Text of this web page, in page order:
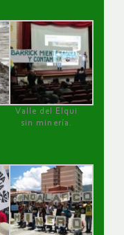
Valle del Elqui
sin minería.